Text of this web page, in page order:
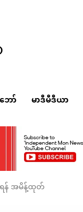
ော် မာဒီမီဒီယာ
ရန် အမိန့်ထုတ်